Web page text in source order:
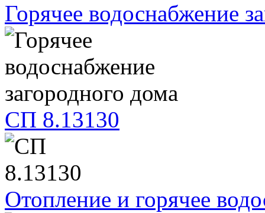
Горячее водоснабжение
СП 8.13130
Отопление и горячее